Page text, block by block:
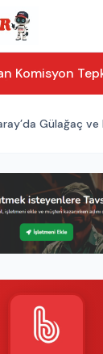
Komisyon
Gülağaç